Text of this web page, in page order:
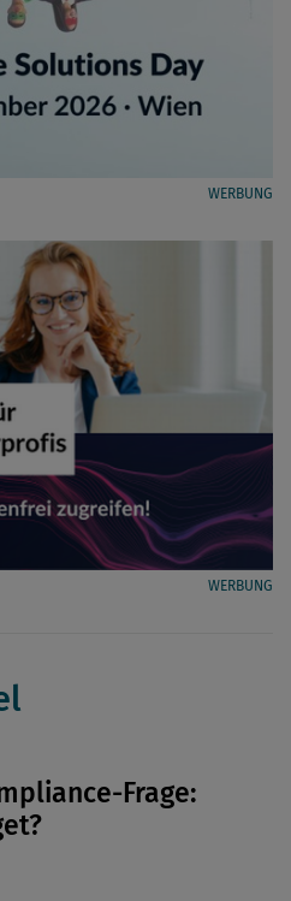
WERBUNG
WERBUNG
Frage: